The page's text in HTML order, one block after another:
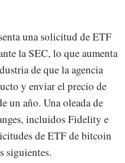
una solicitud de ETF
la SEC, lo que aumenta
de que la agencia
y enviar el precio de
un año. Una oleada de
incluidos Fidelity e
de ETF de bitcoin
siguientes.